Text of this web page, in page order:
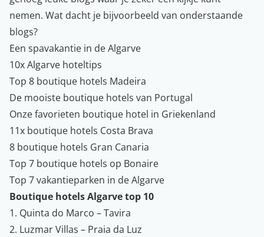
nemen. Wat dacht je bijvoorbeeld van onderstaande
blogs?
Een spavakantie in de Algarve
10x Algarve hoteltips
Top 8 boutique hotels Madeira
De mooiste boutique hotels van Portugal
Onze favorieten boutique hotel in Griekenland
11x boutique hotels Costa Brava
8 boutique hotels Gran Canaria
Top 7 boutique hotels op Bonaire
Top 7 vakantieparken in de Algarve
Boutique hotels Algarve top 10
1. Quinta do Marco – Tavira
2. Luzmar Villas – Praia da Luz